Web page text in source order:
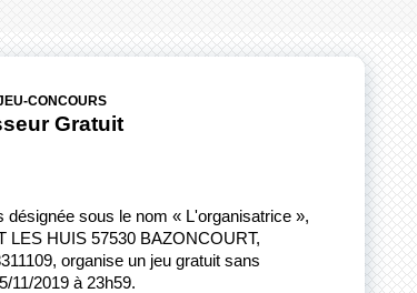
CONCOURS
Gratuit
désignée sous le nom « L'organisatrice »,
LES HUIS 57530 BAZONCOURT,
organise un jeu gratuit sans
11/2019 à 23h59.